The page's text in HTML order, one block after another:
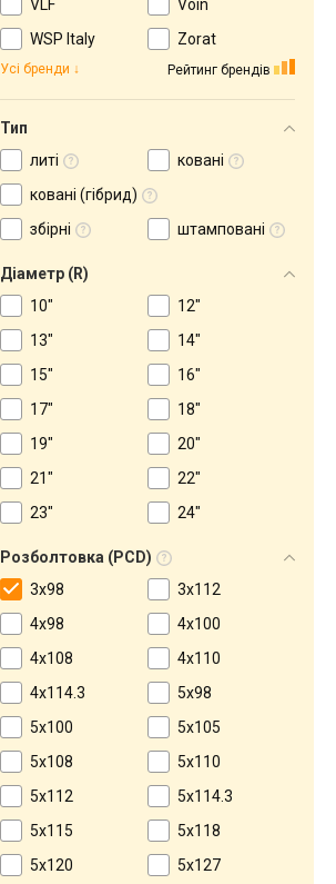
VLF
Voin
WSP Italy
Zorat
Рейтинг брендів
Усі бренди
Тип
литі
ковані
ковані (гібрид)
збірні
штамповані
Діаметр (R)
10"
12"
13"
14"
15"
16"
17"
18"
19"
20"
21"
22"
23"
24"
Розболтовка (PCD)
3x98
3x112
4x98
4x100
4x108
4x110
4x114.3
5x98
5x100
5x105
5x108
5x110
5x112
5x114.3
5x115
5x118
5x120
5x127